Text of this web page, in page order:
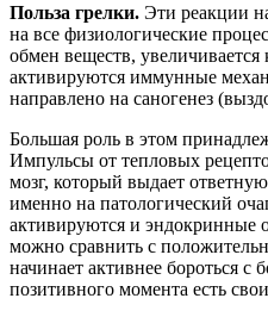
Польза грелки. Эти реакции
на все физиологические
обмен веществ,
активируются иммунные
направлено на саногенез
Большая роль в этом
Импульсы от тепловых
мозг, который выдает
именно на патологический
активируются и эндокринные
можно сравнить с
начинает активнее бороться с
позитивного момента есть